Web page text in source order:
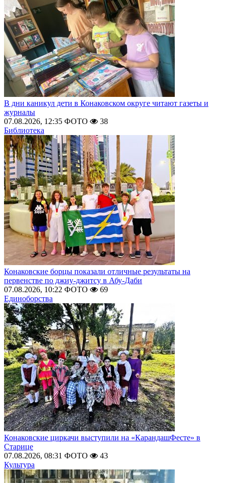
В дни каникул дети в Конаковском округе читают газеты и
журналы
07.08.2026, 12:35 ФОТО
38
Библиотека
Конаковские борцы показали отличные результаты на
первенстве по джиу-джитсу в Абу-Даби
07.08.2026, 10:22 ФОТО
69
Единоборства
Конаковские циркачи выступили на «КарандашФесте» в
Старице
07.08.2026, 08:31 ФОТО
43
Культура